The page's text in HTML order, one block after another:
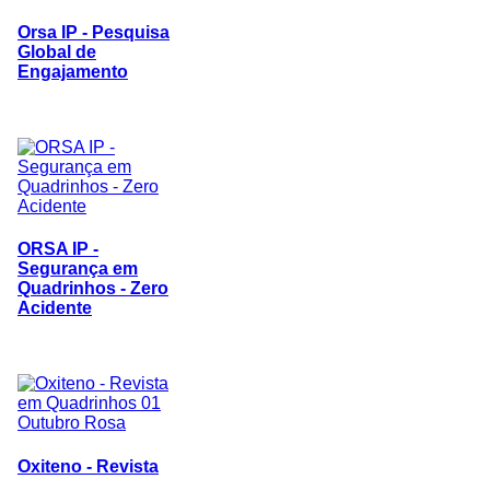
Orsa IP - Pesquisa
Global de
Engajamento
ORSA IP -
Segurança em
Quadrinhos - Zero
Acidente
Oxiteno - Revista